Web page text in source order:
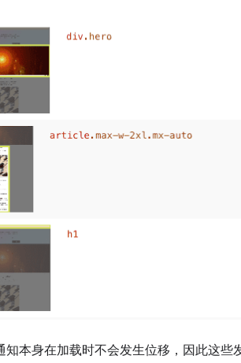
知本身在加载时不会发生位移，因此这